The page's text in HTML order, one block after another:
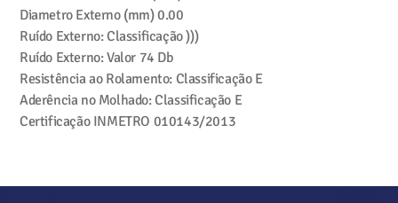
Diametro Externo (mm)0.00
Ruído Externo: Classificação)))
Ruído Externo: Valor 74 Db
Resistência ao Rolamento: Classificação E
Aderência no Molhado: Classificação E
Certificação INMETRO 010143/2013